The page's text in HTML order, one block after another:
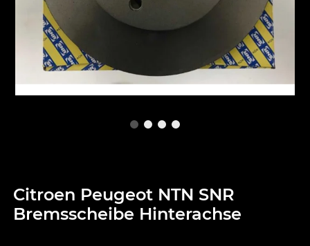
Citroen Peugeot NTN SNR
Bremsscheibe Hinterachse